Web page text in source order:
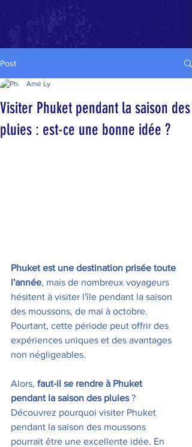
Post
Visiter Phuket pendant la saison des
pluies : est-ce une bonne idée ?
Amé Ly
Phuket est une destination prisée toute
l'année, mais de nombreux voyageurs
hésitent à visiter l'île pendant la saison
des moussons, de mai à octobre.
Pourtant, cette période peut offrir des
expériences uniques et des avantages
non négligeables.
Alors, faut-il se rendre à Phuket
pendant la saison des pluies ?
Découvrez pourquoi visiter Phuket
pendant la saison des moussons
pourrait être une excellente idée. En